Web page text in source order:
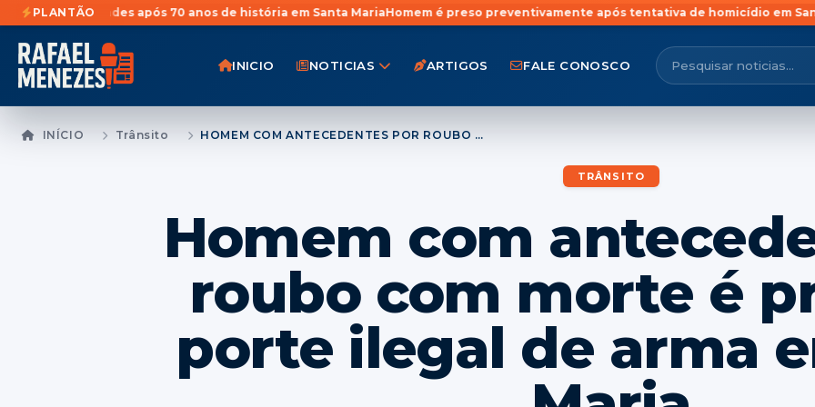
PLANTÃO
após 70 anos de história em Santa MariaHomem é preso preventivamente após tentativa de homicídio em Santa Maria
INICIO NOTICIAS ARTIGOS FALE CONOSCO
INÍCIO Trânsito HOMEM COM ANTECEDENTES POR ROUBO COM MORTE É PRESO POR PORTE ILEGAL DE ARMA EM SANTA MARIA
TRÂNSITO
Homem com
roubo com morte é
porte ilegal de arma